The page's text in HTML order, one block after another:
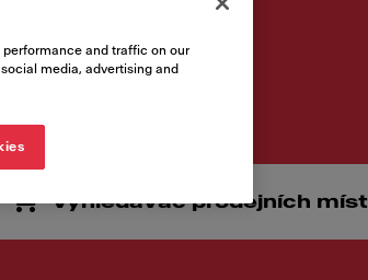
vč. DPH
Vyhledávač prodejních míst
performance and traffic on our
media, advertising and